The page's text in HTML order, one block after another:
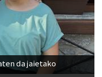
da jaietako